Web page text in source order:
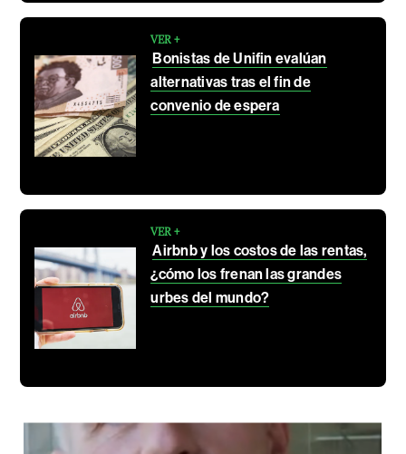
VER +
Bonistas de Unifin evalúan
alternativas tras el fin de
convenio de espera
VER +
Airbnb y los costos de las rentas,
¿cómo los frenan las grandes
urbes del mundo?